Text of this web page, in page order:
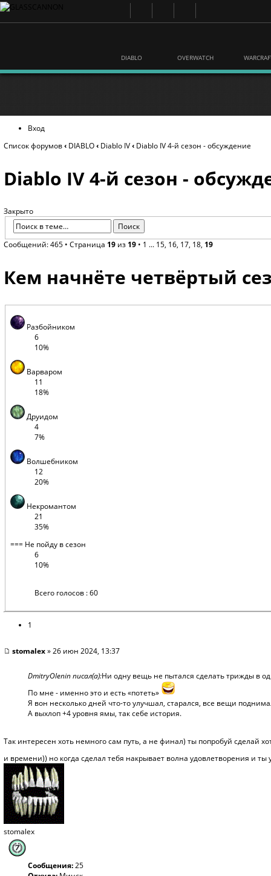
DIABLO OVERWATCH
Вход
Список форумов‹ DIABLO‹ Diablo IV‹ Diablo IV 4-й сезон - обсуждение
Diablo IV 4-й сезон -
Закрыто
Сообщений: 465 • Страница 19 из 19 • 1 ... 15, 16, 17, 18, 19
Кем начнёте четвёртый
Разбойником
6
10%
Варваром
11
18%
Друидом
4
7%
Волшебником
12
20%
Некромантом
21
35%
=== Не пойду в сезон
6
10%
Всего голосов : 60
1
stomalex» 26 июн 2024, 13:37
DmitryOlenin писал(а):Ни одну вещь не пытался сделать трижды в
По мне - именно это и есть «потеть»
Я вон несколько дней что-то улучшал, старался, все вещи
А выхлоп +4 уровня ямы, так себе история.
Так интересен хоть немного сам путь, а не финал) ты попробуй сделай
и времени)) но когда сделал тебя накрывает волна удовлетворения и
stomalex
Сообщения:25